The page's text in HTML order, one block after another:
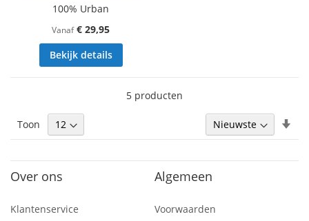
100% Urban
Vanaf € 29,95
Bekijk details
5 producten
Toon
Over ons
Klantenservice
Algemeen
Voorwaarden